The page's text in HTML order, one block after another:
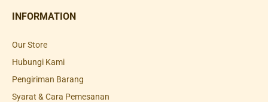
INFORMATION
Our Store
Hubungi Kami
Pengiriman Barang
Syarat & Cara Pemesanan